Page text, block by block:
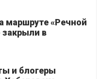
маршруте «Речной
закрыли в
и блогеры